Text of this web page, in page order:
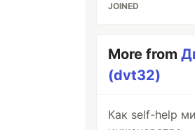
JOINED
More from
(dvt32)
Как self-help